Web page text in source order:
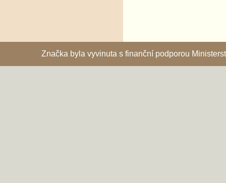
Značka byla vyvinuta s finanční podporou